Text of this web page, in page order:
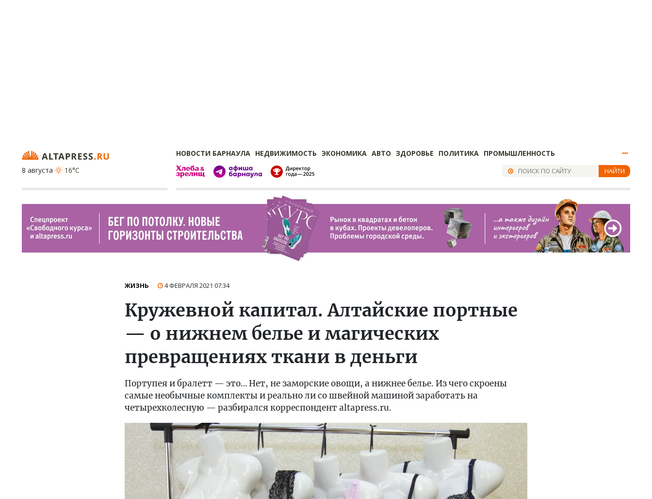
НОВОСТИ БАРНАУЛА НЕДВИЖИМОСТЬ ЭКОНОМИКА АВТО ЗДОРОВЬЕ ПОЛИТИКА ПРОМЫШЛЕННОСТЬ
8 августа
16°C НАЙТИ
ЖИЗНЬ 4 ФЕВРАЛЯ 2021 07:34
Кружевной капитал. Алтайские портные
— о нижнем белье и магических
превращениях ткани в деньги
Портупея и бралетт — это… Нет, не заморские овощи, а нижнее белье. Из чего скроены
самые необычные комплекты и реально ли со швейной машиной заработать на
четырехколесную — разбирался корреспондент altapress.ru.